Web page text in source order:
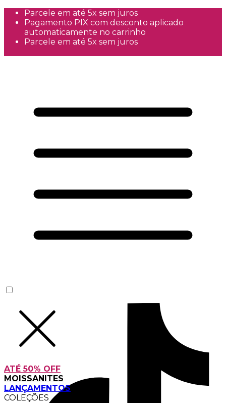
Parcele em até 5x sem juros
Pagamento PIX com desconto aplicado
automaticamente no carrinho
Parcele em até 5x sem juros
ATÉ 50% OFF
MOISSANITES
LANÇAMENTOS
COLEÇÕES